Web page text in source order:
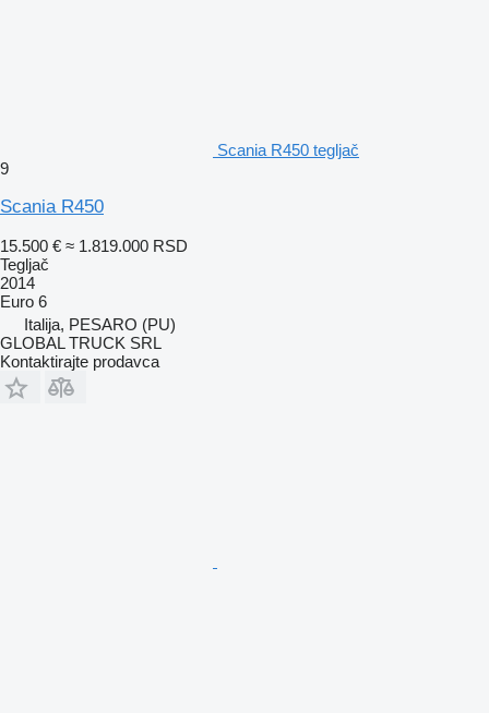
Scania R450 tegljač
9
Scania R450
15.500 € ≈ 1.819.000 RSD
Tegljač
2014
Euro 6
Italija, PESARO (PU)
GLOBAL TRUCK SRL
Kontaktirajte prodavca